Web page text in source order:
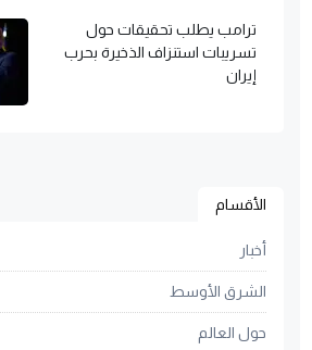
ترامب يطلب تحقيقات حول
تسريبات استنزاف الذخيرة بحرب
إيران
الأقسام
أخبار
الشرق الأوسط
حول العالم